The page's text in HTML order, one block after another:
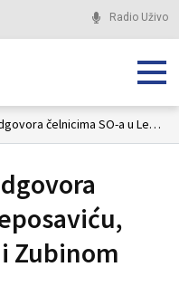
Radio Uživo
CIK u ponedeljak odgovora čelnicima SO-a u Leposaviću, Severnoj Mitrovici i Zubinom Potoku
Zubinom